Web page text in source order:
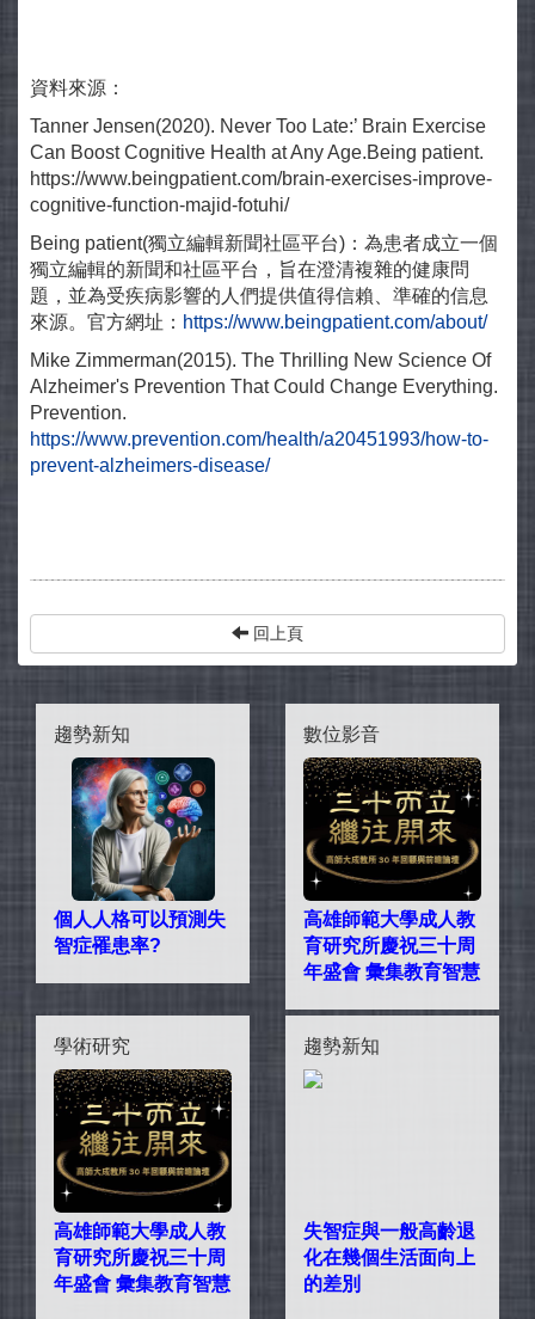
資料來源：
Tanner Jensen(2020). Never Too Late:’ Brain Exercise
Can Boost Cognitive Health at Any Age.Being patient.
https://www.beingpatient.com/brain-exercises-improve-
cognitive-function-majid-fotuhi/
Being patient(獨立編輯新聞社區平台)：為患者成立一個
獨立編輯的新聞和社區平台，旨在澄清複雜的健康問
題，並為受疾病影響的人們提供值得信賴、準確的信息
來源。官方網址： https://www.beingpatient.com/about/
Mike Zimmerman(2015). The Thrilling New Science Of
Alzheimer's Prevention That Could Change Everything.
Prevention.
https://www.prevention.com/health/a20451993/how-to-
prevent-alzheimers-disease/
回上頁
趨勢新知
個人人格可以預測失
智症罹患率?
數位影音
高雄師範大學成人教
育研究所慶祝三十周
年盛會 彙集教育智慧
學術研究
高雄師範大學成人教
育研究所慶祝三十周
年盛會 彙集教育智慧
趨勢新知
失智症與一般高齡退
化在幾個生活面向上
的差別